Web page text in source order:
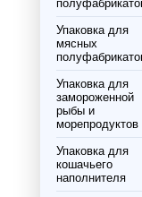
Упаковка для
мясных
Упаковка для
замороженной
рыбы и
морепродуктов
Упаковка для
кошачьего
наполнителя